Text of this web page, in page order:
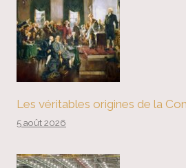
Les véritables origines de la
5 août 2026